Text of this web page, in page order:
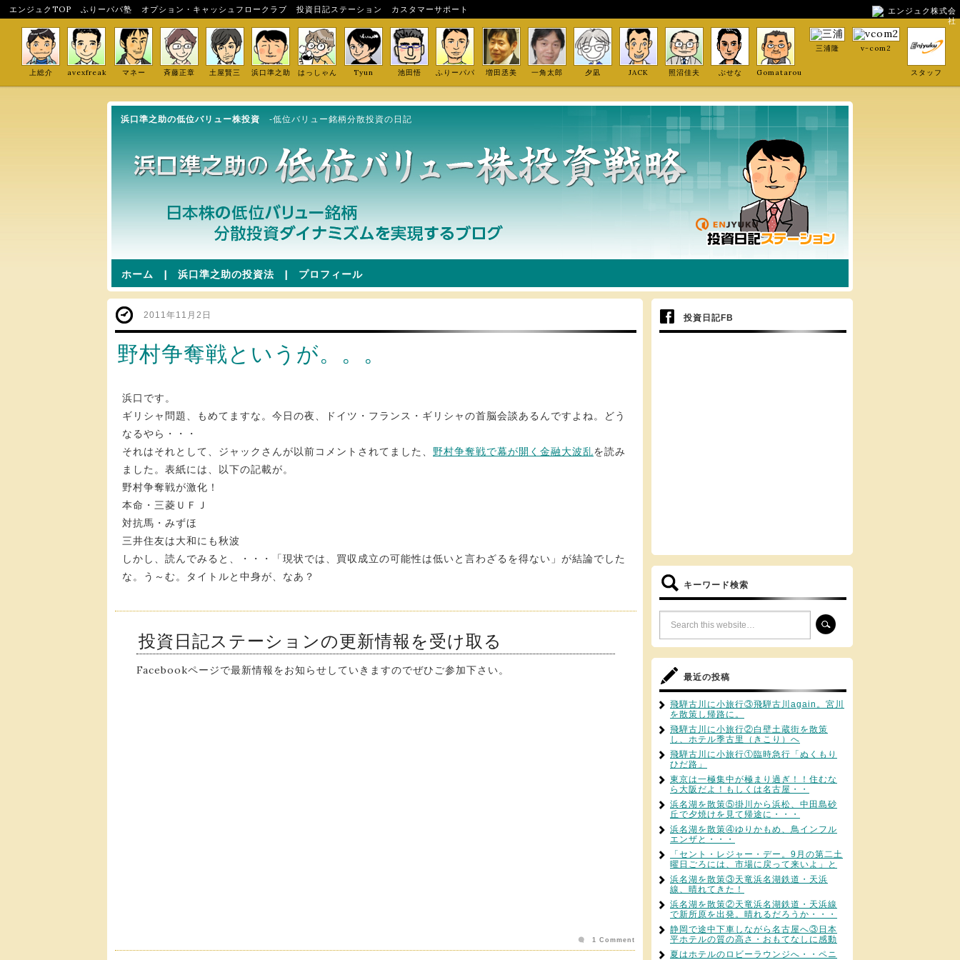
エンジュクTOP ふりーパパ塾 オプション・キャッシュフロークラブ 投資日記ステーション カスタマーサポート
エンジュク株式会
社
上総介 avexfreak マネー 斉藤正章 土屋賢三 浜口準之助 はっしゃん Tyun 池田悟 ふりーパパ 増田丞美 一角太郎 夕凪 JACK 照沼佳夫 ぶせな Gomatarou
三浦隆 v-com2
スタッフ
浜口準之助の低位バリュー株投資 -低位バリュー銘柄分散投資の日記
ホーム | 浜口準之助の投資法 | プロフィール
2011年11月2日
野村争奪戦というが。。。
浜口です。
ギリシャ問題、もめてますな。今日の夜、ドイツ・フランス・ギリシャの首脳会談あるんですよね。どう
なるやら・・・
それはそれとして、ジャックさんが以前コメントされてました、 野村争奪戦で幕が開く金融大波乱を読み
ました。表紙には、以下の記載が。
野村争奪戦が激化！
本命・三菱ＵＦＪ
対抗馬・みずほ
三井住友は大和にも秋波
しかし、読んでみると、・・・「現状では、買収成立の可能性は低いと言わざるを得ない」が結論でした
な。う～む。タイトルと中身が、なあ？
投資日記ステーションの更新情報を受け取る
Facebookページで最新情報をお知らせしていきますのでぜひご参加下さい。
1 Comment
投資日記FB
キーワード検索
最近の投稿
飛騨古川に小旅行③飛騨古川again。宮川
を散策し帰路に。
飛騨古川に小旅行②白壁土蔵街を散策
し、ホテル季古里（きこり）へ
飛騨古川に小旅行①臨時急行「ぬくもり
ひだ路」
東京は一極集中が極まり過ぎ！！住むな
ら大阪だよ！もしくは名古屋・・
浜名湖を散策⑤掛川から浜松、中田島砂
丘で夕焼けを見て帰途に・・・
浜名湖を散策④ゆりかもめ、鳥インフル
エンザと・・・
「セント・レジャー・デー。9月の第二土
曜日ごろには、市場に戻って来いよ」と
浜名湖を散策③天竜浜名湖鉄道・天浜
線、晴れてきた！
浜名湖を散策②天竜浜名湖鉄道・天浜線
で新所原を出発。晴れるだろうか・・・
静岡で途中下車しながら名古屋へ③日本
平ホテルの質の高さ・おもてなしに感動
夏はホテルのロビーラウンジへ・・ペニ